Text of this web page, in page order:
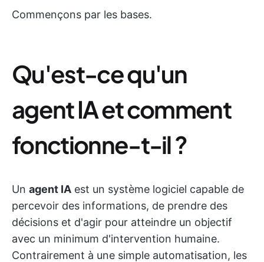
Commençons par les bases.
Qu'est-ce qu'un
agent IA et comment
fonctionne-t-il ?
Un agent IA est un système logiciel capable de
percevoir des informations, de prendre des
décisions et d'agir pour atteindre un objectif
avec un minimum d'intervention humaine.
Contrairement à une simple automatisation, les